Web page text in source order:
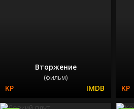
Вторжение
(фильм)